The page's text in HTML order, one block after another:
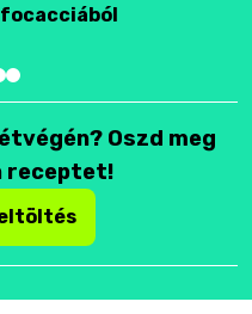
Oszd meg
receptet!